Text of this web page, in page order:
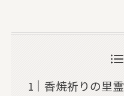
香焼祈りの里